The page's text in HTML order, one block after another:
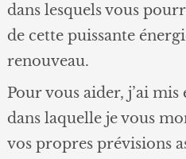
dans lesquels vous
de cette puissante
renouveau.
Pour vous aider, j’ai
dans laquelle je vous
vos propres prévisions